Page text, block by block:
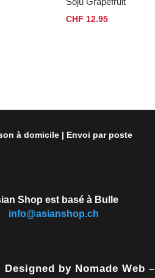
CHF 12.95
à domicile | Envoi par poste
Shop est basé à Bulle
info@asianshop.ch
by Nomade Web –